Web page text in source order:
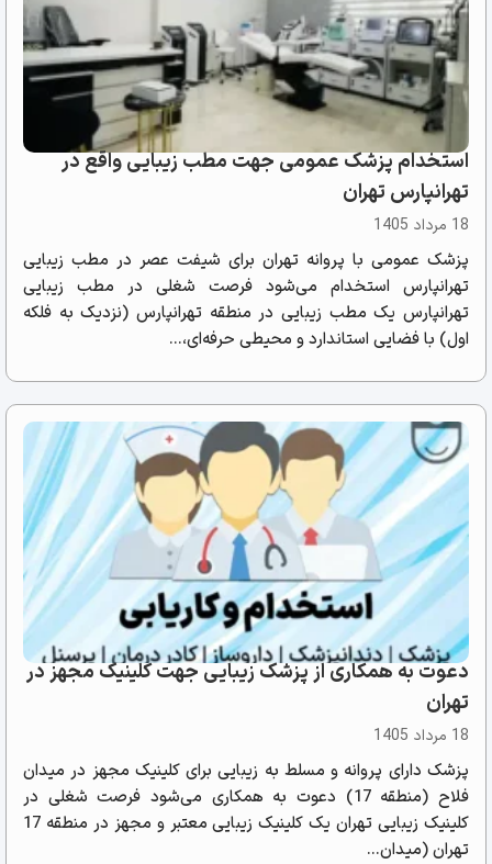
استخدام پزشک عمومی جهت مطب زیبایی واقع در
تهرانپارس تهران
18 مرداد 1405
پزشک عمومی با پروانه تهران برای شیفت عصر در مطب زیبایی
تهرانپارس استخدام می‌شود فرصت شغلی در مطب زیبایی
تهرانپارس یک مطب زیبایی در منطقه تهرانپارس (نزدیک به فلکه
اول) با فضایی استاندارد و محیطی حرفه‌ای،...
دعوت به همکاری از پزشک زیبایی جهت کلینیک مجهز در
تهران
18 مرداد 1405
پزشک دارای پروانه و مسلط به زیبایی برای کلینیک مجهز در میدان
فلاح (منطقه 17) دعوت به همکاری می‌شود فرصت شغلی در
کلینیک زیبایی تهران یک کلینیک زیبایی معتبر و مجهز در منطقه 17
تهران (میدان...